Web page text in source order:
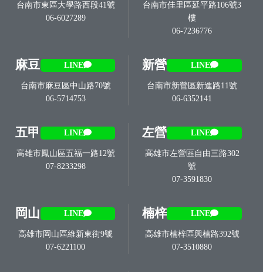
台南市東區大學路西段41號
06-6027289
台南市佳里區延平路106號3
樓
06-7236776
麻豆 LINE
台南市麻豆區中山路70號
06-5714753
新營 LINE
台南市新營區新進路11號
06-6352141
五甲 LINE
高雄市鳳山區五福一路12號
07-8233298
左營 LINE
高雄市左營區自由三路302
號
07-3591830
岡山 LINE
高雄市岡山區維新東街9號
07-6221100
楠梓 LINE
高雄市楠梓區興楠路392號
07-3510880